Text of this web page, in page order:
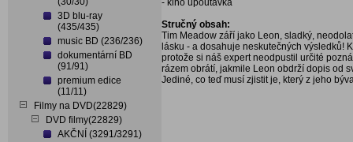
3D blu-ray
(435/435)
music BD (236/236)
dokumentární BD
(91/91)
premium edice
(11/11)
Filmy na DVD(22829)
DVD filmy(22829)
AKČNÍ (3291/3291)
- kino upoutávka
Stručný obsah:
Tim Meadow září jako Leon, sladký,
lásku - a dosahuje neskutečných výsledků!
protože si náš expert neodpustil určité
rázem obrátí, jakmile Leon obdrží dopis od
Jediné, co teď musí zjistit je, který z jeho